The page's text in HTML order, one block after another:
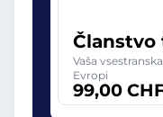
Članstvo
Vaša
Evropi
99,00